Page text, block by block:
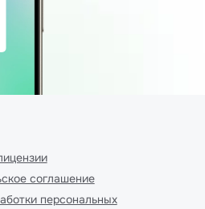
соглашение
персональных